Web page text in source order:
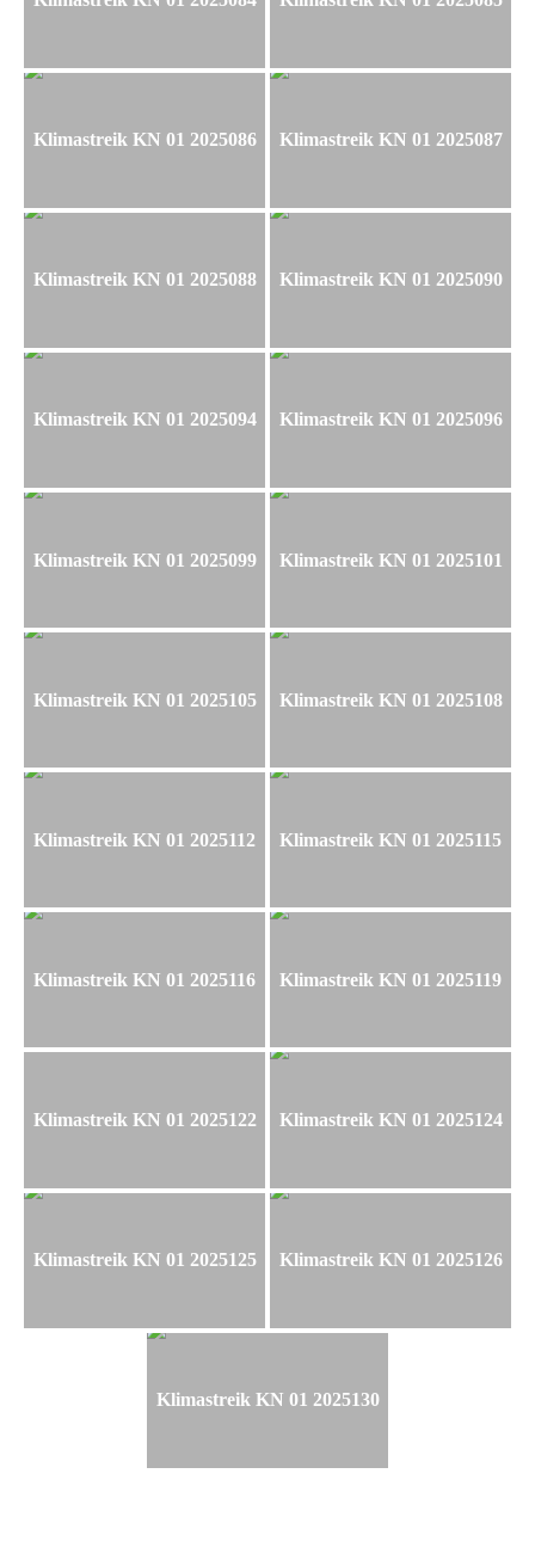
Klimastreik KN 01 2025086 Klimastreik KN 01 2025087
Klimastreik KN 01 2025088 Klimastreik KN 01 2025090
Klimastreik KN 01 2025094 Klimastreik KN 01 2025096
Klimastreik KN 01 2025099 Klimastreik KN 01 2025101
Klimastreik KN 01 2025105 Klimastreik KN 01 2025108
Klimastreik KN 01 2025112 Klimastreik KN 01 2025115
Klimastreik KN 01 2025116 Klimastreik KN 01 2025119
Klimastreik KN 01 2025122 Klimastreik KN 01 2025124
Klimastreik KN 01 2025125 Klimastreik KN 01 2025126
Klimastreik KN 01 2025130